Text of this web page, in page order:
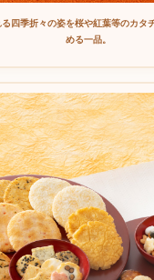
四季折々の姿を桜や紅葉等のカタ
める一品。